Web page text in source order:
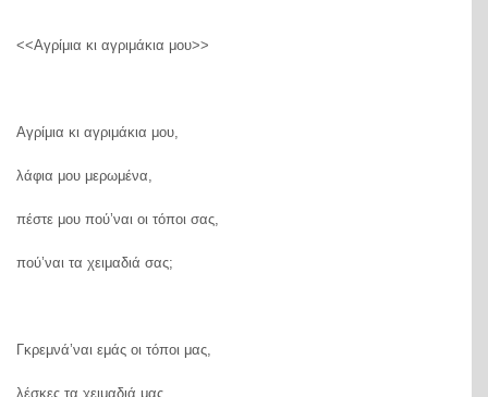
<<Αγρίμια κι αγριμάκια μου>>
Αγρίμια κι αγριμάκια μου,
λάφια μου μερωμένα,
πέστε μου πού’ναι οι τόποι σας,
πού’ναι τα χειμαδιά σας;
Γκρεμνά’ναι εμάς οι τόποι μας,
λέσκες τα χειμαδιά μας,